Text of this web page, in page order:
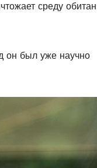
среду
он был уже научно